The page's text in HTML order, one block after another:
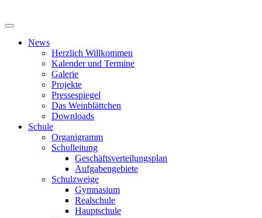
News
Herzlich Willkommen
Kalender und Termine
Galerie
Projekte
Pressespiegel
Das Weinblättchen
Downloads
Schule
Organigramm
Schulleitung
Geschäftsverteilungsplan
Aufgabengebiete
Schulzweige
Gymnasium
Realschule
Hauptschule